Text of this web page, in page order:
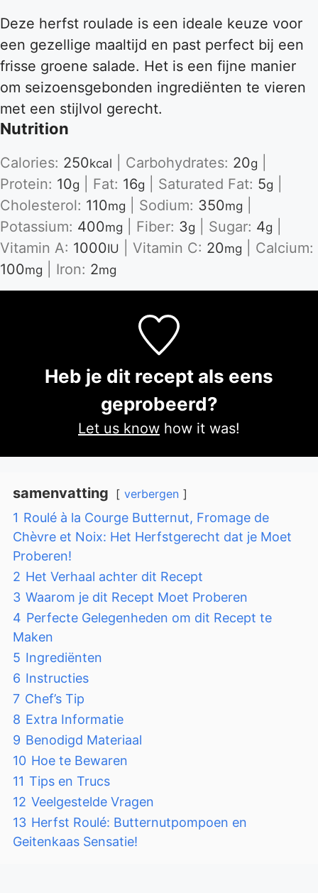
Deze herfst roulade is een ideale keuze voor
een gezellige maaltijd en past perfect bij een
frisse groene salade. Het is een fijne manier
om seizoensgebonden ingrediënten te vieren
met een stijlvol gerecht.
Nutrition
Calories: 250kcal Carbohydrates: 20g
Protein: 10g Fat: 16g Saturated Fat: 5g
Cholesterol: 110mg Sodium: 350mg
Potassium: 400mg Fiber: 3g Sugar: 4g
Vitamin A: 1000IU Vitamin C: 20mg
Calcium:
100mg Iron: 2mg
Heb je dit recept als eens
geprobeerd?
Let us know how it was!
samenvatting verbergen
1 Roulé à la Courge Butternut, Fromage de
Chèvre et Noix: Het Herfstgerecht dat je Moet
Proberen!
2 Het Verhaal achter dit Recept
3 Waarom je dit Recept Moet Proberen
4 Perfecte Gelegenheden om dit Recept te
Maken
5 Ingrediënten
6 Instructies
7 Chef’s Tip
8 Extra Informatie
9 Benodigd Materiaal
10 Hoe te Bewaren
11 Tips en Trucs
12 Veelgestelde Vragen
13 Herfst Roulé: Butternutpompoen en
Geitenkaas Sensatie!